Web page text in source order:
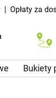
| Opłaty za
Bukiety